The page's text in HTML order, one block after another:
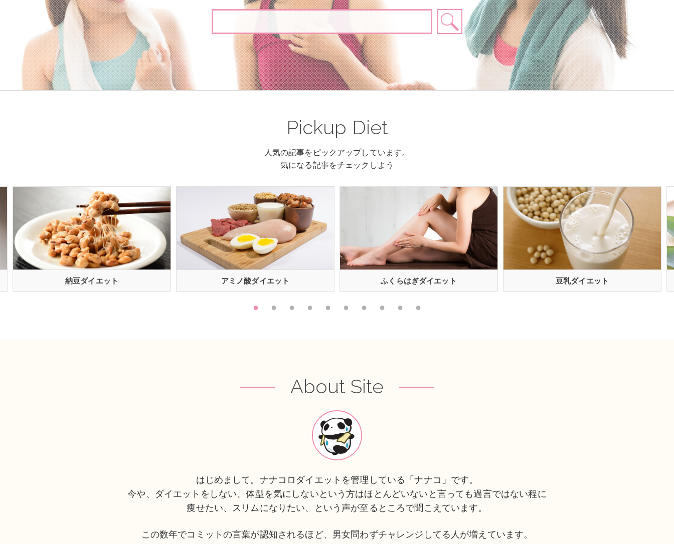
Pickup Diet
人気の記事をピックアップしています。
気になる記事をチェックしよう
納豆ダイエット アミノ酸ダイエット ふくらはぎダイエット 豆乳ダイエット
1 2 3 4 5 6 7 8 9 10
About Site
はじめまして。ナナコロダイエットを管理している「ナナコ」です。
今や、ダイエットをしない、体型を気にしないという方はほとんどいないと言っても過言ではない程に
痩せたい、スリムになりたい、という声が至るところで聞こえています。
この数年でコミットの言葉が認知されるほど、男女問わずチャレンジしてる人が増えています。